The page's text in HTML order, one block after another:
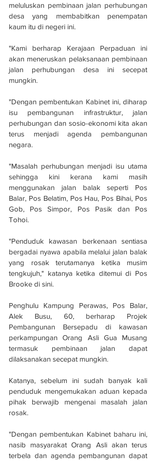
meluluskan pembinaan jalan perhubungan
desa yang membabitkan penempatan
kaum itu di negeri ini.
"Kami berharap Kerajaan Perpaduan ini
akan meneruskan pelaksanaan pembinaan
jalan perhubungan desa ini secepat
mungkin.
"Dengan pembentukan Kabinet ini, diharap
isu pembangunan infrastruktur, jalan
perhubungan dan sosio-ekonomi kita akan
terus menjadi agenda pembangunan
negara.
"Masalah perhubungan menjadi isu utama
sehingga kini kerana kami masih
menggunakan jalan balak seperti Pos
Balar, Pos Belatim, Pos Hau, Pos Bihai, Pos
Gob, Pos Simpor, Pos Pasik dan Pos
Tohoi.
"Penduduk kawasan berkenaan sentiasa
bergadai nyawa apabila melalui jalan balak
yang rosak terutamanya ketika musim
tengkujuh," katanya ketika ditemui di Pos
Brooke di sini.
Penghulu Kampung Perawas, Pos Balar,
Alek Busu, 60, berharap Projek
Pembangunan Bersepadu di kawasan
perkampungan Orang Asli Gua Musang
termasuk pembinaan jalan dapat
dilaksanakan secepat mungkin.
Katanya, sebelum ini sudah banyak kali
penduduk mengemukakan aduan kepada
pihak berwajib mengenai masalah jalan
rosak.
"Dengan pembentukan Kabinet baharu ini,
nasib masyarakat Orang Asli akan terus
terbela dan agenda pembangunan dapat